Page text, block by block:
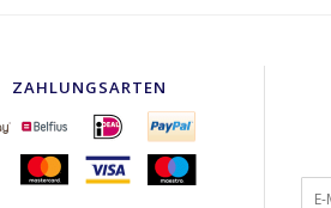
ZAHLUNGSARTEN